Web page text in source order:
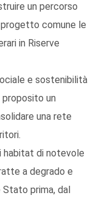
un percorso
comune le
in Riserve
e sostenibilità
un
una rete
habitat di notevole
a degrado e
prima, dal